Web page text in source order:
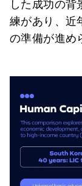
した成功の背
練があり、近
の準備が進め